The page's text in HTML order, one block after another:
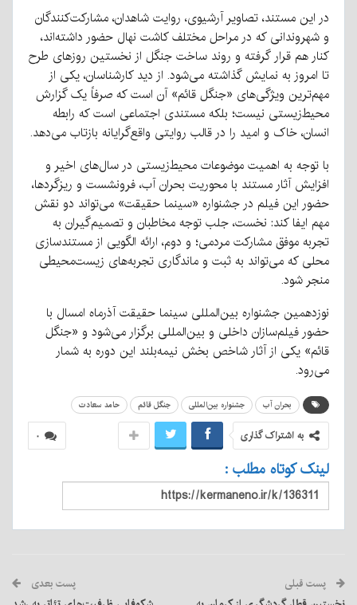
در این مستند، تصاویر آرشیوی، روایت شاهدان، مشارکت‌کنندگان
و شهروندانی که در مراحل مختلف کاشت نهال حضور داشته‌اند،
کنار هم قرار گرفته و روند ساخت جنگل از نخستین روزهای طرح
تا امروز به نمایش گذاشته می‌شود. از دید کارشناسان، یکی از
مهم‌ترین ویژگی‌های «جنگل قائم» آن است که صرفاً یک گزارش
محیط‌زیستی نیست؛ بلکه مستندی اجتماعی است که رابطه
انسان، خاک و امید را در قالب روایتی واقع‌گرایانه بازتاب می‌دهد.
با توجه به اهمیت موضوعات محیط‌زیستی در سال‌های اخیر و
افزایش آثار مستند با محوریت بحران آب، فرونشست و ریزگردها،
حضور این فیلم در جشنواره «سینما حقیقت» می‌تواند دو نقش
مهم ایفا کند: نخست، جلب توجه مخاطبان و تصمیم‌گیران به
تجربه موفق مشارکت مردمی؛ و دوم، ارائه الگویی از مستندسازی
محلی که می‌تواند به ثبت و ماندگاری تجربه‌های زیست‌محیطی
منجر شود.
نوزدهمین جشنواره بین‌المللی سینما حقیقت آذرماه امسال با
حضور فیلم‌سازان داخلی و بین‌المللی برگزار می‌شود و «جنگل
قائم» یکی از آثار شاخص بخش نیمه‌بلند این دوره به شمار
می‌رود.
بحران آب جشنواره بین‌المللی جنگل قائم حامد سعادت
۰ به اشتراک گذاری
لینک کوتاه مطلب :
پست قبلی پست بعدی